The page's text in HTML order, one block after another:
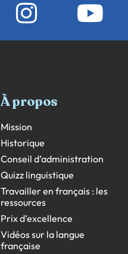
À propos
Mission
Historique
Conseil d’administration
Quizz linguistique
Travailler en français : les
ressources
Prix d’excellence
Vidéos sur la langue
française